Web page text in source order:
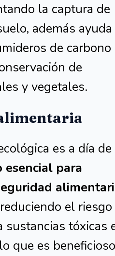
la captura de
además ayuda
de carbono
de
y vegetales.
es a día de
esencial para
reduciendo el riesgo
sustancias tóxicas
que es beneficioso